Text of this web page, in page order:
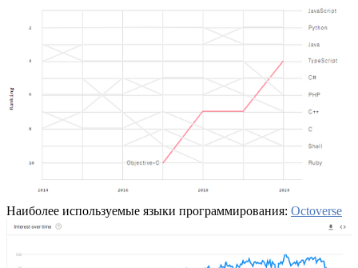
Наиболее используемые языки программирования: Octoverse